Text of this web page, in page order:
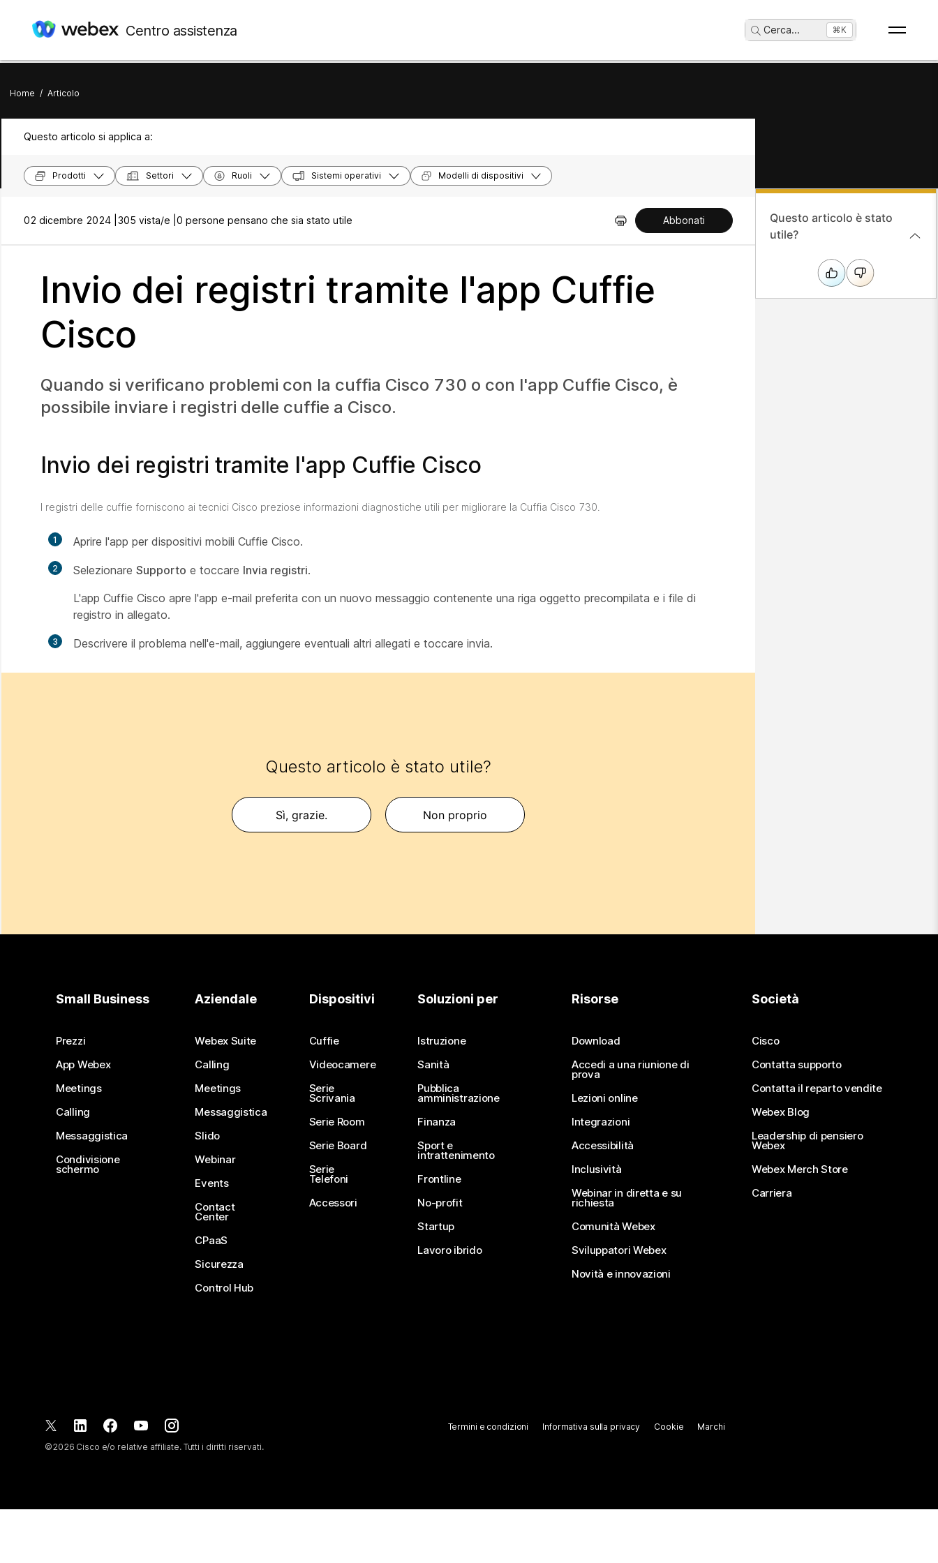
Centro assistenza Cerca... ⌘K
Home / Articolo
Questo articolo si applica a:
Prodotti Settori Ruoli Sistemi operativi Modelli di dispositivi
02 dicembre 2024 | 305 vista/e | 0 persone pensano che sia stato utile Abbonati
Invio dei registri tramite l'app Cuffie
Cisco
Quando si verificano problemi con la cuffia Cisco 730 o con l'app Cuffie Cisco, è
possibile inviare i registri delle cuffie a Cisco.
Invio dei registri tramite l'app Cuffie Cisco
I registri delle cuffie forniscono ai tecnici Cisco preziose informazioni diagnostiche utili per migliorare la Cuffia Cisco 730.
1 Aprire l'app per dispositivi mobili Cuffie Cisco.
2 Selezionare Supporto e toccare Invia registri.
L'app Cuffie Cisco apre l'app e-mail preferita con un nuovo messaggio contenente una riga oggetto precompilata e i file di
registro in allegato.
3 Descrivere il problema nell'e-mail, aggiungere eventuali altri allegati e toccare invia.
Questo articolo è stato utile?
Sì, grazie. Non proprio
Questo articolo è stato
utile?
Small Business
Prezzi
App Webex
Meetings
Calling
Messaggistica
Condivisione
schermo
Aziendale
Webex Suite
Calling
Meetings
Messaggistica
Slido
Webinar
Events
Contact
Center
CPaaS
Sicurezza
Control Hub
Dispositivi
Cuffie
Videocamere
Serie
Scrivania
Serie Room
Serie Board
Serie
Telefoni
Accessori
Soluzioni per
Istruzione
Sanità
Pubblica
amministrazione
Finanza
Sport e
intrattenimento
Frontline
No-profit
Startup
Lavoro ibrido
Risorse
Download
Accedi a una riunione di
prova
Lezioni online
Integrazioni
Accessibilità
Inclusività
Webinar in diretta e su
richiesta
Comunità Webex
Sviluppatori Webex
Novità e innovazioni
Società
Cisco
Contatta supporto
Contatta il reparto vendite
Webex Blog
Leadership di pensiero
Webex
Webex Merch Store
Carriera
©2026 Cisco e/o relative affiliate. Tutti i diritti riservati.
Termini e condizioni Informativa sulla privacy Cookie Marchi